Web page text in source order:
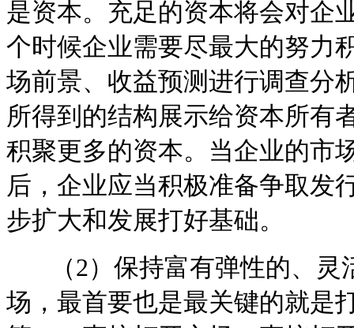
是资本。充足的资本将会对企
个时候企业需要尽最大的努力
场前景、收益预测进行调查分
所得到的结构展示给资本所有
积聚更多的资本。当企业的市
后，企业应当积极准备争取发
步扩大和发展打好基础。
（2）保持富有弹性的、灵
场，最首要也是最关键的就是